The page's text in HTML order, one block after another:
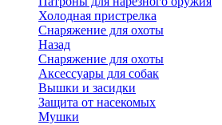
Холодная пристрелка
Снаряжение для охоты
Назад
Снаряжение для охоты
Аксессуары для собак
Вышки и засидки
Защита от насекомых
Мушки